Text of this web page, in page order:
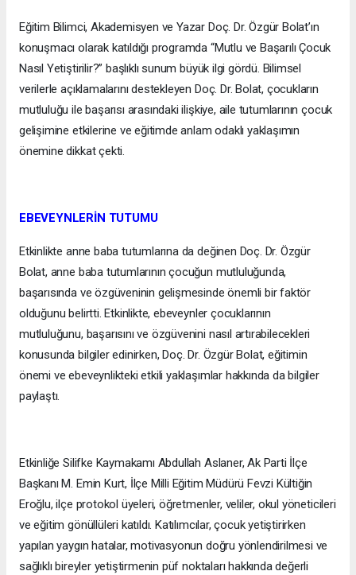
Eğitim Bilimci, Akademisyen ve Yazar Doç. Dr. Özgür Bolat’ın
konuşmacı olarak katıldığı programda “Mutlu ve Başarılı Çocuk
Nasıl Yetiştirilir?” başlıklı sunum büyük ilgi gördü. Bilimsel
verilerle açıklamalarını destekleyen Doç. Dr. Bolat, çocukların
mutluluğu ile başarısı arasındaki ilişkiye, aile tutumlarının çocuk
gelişimine etkilerine ve eğitimde anlam odaklı yaklaşımın
önemine dikkat çekti.
EBEVEYNLERİN TUTUMU
Etkinlikte anne baba tutumlarına da değinen Doç. Dr. Özgür
Bolat, anne baba tutumlarının çocuğun mutluluğunda,
başarısında ve özgüveninin gelişmesinde önemli bir faktör
olduğunu belirtti. Etkinlikte, ebeveynler çocuklarının
mutluluğunu, başarısını ve özgüvenini nasıl artırabilecekleri
konusunda bilgiler edinirken, Doç. Dr. Özgür Bolat, eğitimin
önemi ve ebeveynlikteki etkili yaklaşımlar hakkında da bilgiler
paylaştı.
Etkinliğe Silifke Kaymakamı Abdullah Aslaner, Ak Parti İlçe
Başkanı M. Emin Kurt, İlçe Milli Eğitim Müdürü Fevzi Kültiğin
Eroğlu, ilçe protokol üyeleri, öğretmenler, veliler, okul yöneticileri
ve eğitim gönüllüleri katıldı. Katılımcılar, çocuk yetiştirirken
yapılan yaygın hatalar, motivasyonun doğru yönlendirilmesi ve
sağlıklı bireyler yetiştirmenin püf noktaları hakkında değerli